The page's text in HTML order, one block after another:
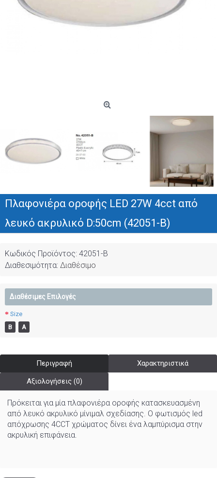
Πλαφονιέρα οροφής LED 27W 4cct από
λευκό ακρυλικό D:50cm (42051-B)
Κωδικός Προϊόντος: 42051-B
Διαθεσιμότητα: Διαθέσιμο
Διαθέσιμες Επιλογές
Size
Β
Α
Περιγραφή Χαρακτηριστικά
Αξιολογήσεις (0)
Πρόκειται για μία πλαφονιέρα οροφής κατασκευασμένη
από λευκό ακρυλικό μίνιμαλ σχεδίασης. Ο φωτισμός led
απόχρωσης 4CCT χρώματος δίνει ένα λαμπύρισμα στην
ακρυλική επιφάνεια.